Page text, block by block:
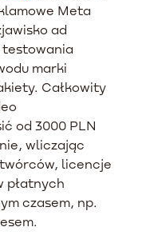
Meta
ad
testowania
marki
Całkowity
od 3000 PLN
wliczając
licencje
płatnych
czasem, np.